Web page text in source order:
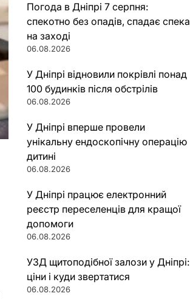
Погода в Дніпрі 7 серпня:
спекотно без опадів, спадає спека
на заході
06.08.2026
У Дніпрі відновили покрівлі понад
100 будинків після обстрілів
06.08.2026
У Дніпрі вперше провели
унікальну ендоскопічну операцію
дитині
06.08.2026
У Дніпрі працює електронний
реєстр переселенців для кращої
допомоги
06.08.2026
УЗД щитоподібної залози у Дніпрі:
ціни і куди звертатися
06.08.2026